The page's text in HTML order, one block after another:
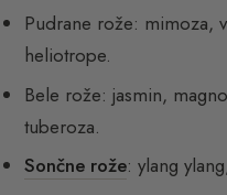
Pudrane rože: mimoza,
heliotrope.
Bele rože: jasmin,
tuberoza.
Sončne rože: ylang